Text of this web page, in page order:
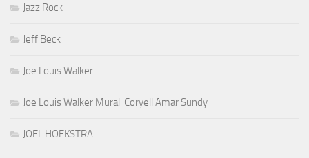
Jazz Rock
Jeff Beck
Joe Louis Walker
Joe Louis Walker Murali Coryell Amar Sundy
JOEL HOEKSTRA